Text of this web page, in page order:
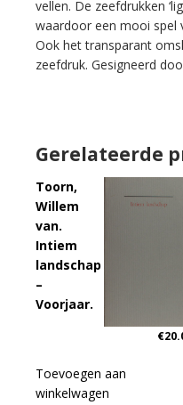
aantal
vellen. De zeefdrukken
waardoor een mooi spel
Ook het transparant
zeefdruk. Gesigneerd
Gerelateerde
Toorn,
Willem
van.
Intiem
landschap
–
Voorjaar.
€
Toevoegen aan
winkelwagen